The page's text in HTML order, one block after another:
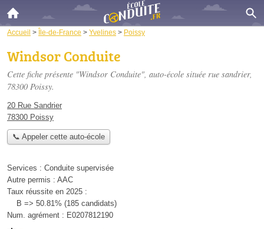
Accueil > Île-de-France > Yvelines > Poissy
Windsor Conduite
Cette fiche présente "Windsor Conduite", auto-école située rue sandrier,
78300 Poissy.
20 Rue Sandrier
78300 Poissy
📞 Appeler cette auto-école
Services : Conduite supervisée
Autre permis : AAC
Taux réussite en 2025 :
B => 50.81% (185 candidats)
Num. agrément : E0207812190